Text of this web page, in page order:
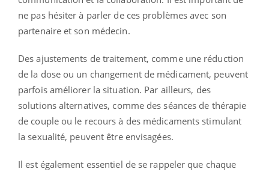
ne pas hésiter à parler de ces problèmes avec son
partenaire et son médecin.
Des ajustements de traitement, comme une réduction
de la dose ou un changement de médicament, peuvent
parfois améliorer la situation. Par ailleurs, des
solutions alternatives, comme des séances de thérapie
de couple ou le recours à des médicaments stimulant
la sexualité, peuvent être envisagées.
Il est également essentiel de se rappeler que chaque